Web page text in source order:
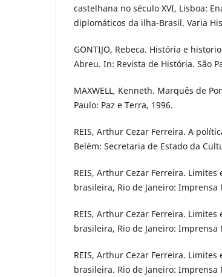
castelhana no século XVI, Lisboa:
diplomáticos da ilha-Brasil. Varia
GONTIJO, Rebeca. História e
Abreu. In: Revista de História. São
MAXWELL, Kenneth. Marquês de
Paulo: Paz e Terra, 1996.
REIS, Arthur Cezar Ferreira. A
Belém: Secretaria de Estado da
REIS, Arthur Cezar Ferreira. Limites
brasileira, Rio de Janeiro: Imprensa
REIS, Arthur Cezar Ferreira. Limites
brasileira, Rio de Janeiro: Imprensa
REIS, Arthur Cezar Ferreira. Limites
brasileira. Rio de Janeiro: Imprensa